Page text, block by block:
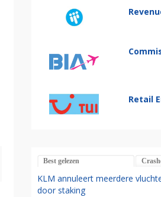
Retail
Best gelezen
KLM annuleert meerdere
door staking